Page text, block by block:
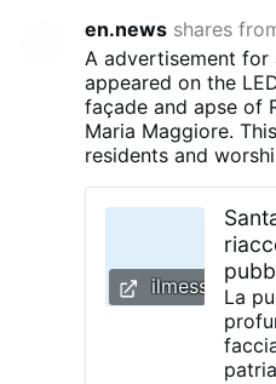
en.news shares
A advertisement for
appeared on the
façade and apse of
Maria Maggiore.
residents and
Archpriest
they described as
the historic basilica.
during restoration
2024. Back then,
advertising
costs ahead of the
La